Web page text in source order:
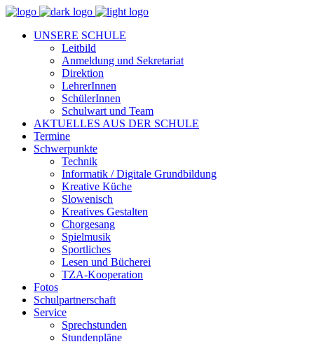
UNSERE SCHULE
Leitbild
Anmeldung und Sekretariat
Direktion
LehrerInnen
SchülerInnen
Schulwart und Team
AKTUELLES AUS DER SCHULE
Termine
Schwerpunkte
Technik
Informatik / Digitale Grundbildung
Kreative Küche
Slowenisch
Kreatives Gestalten
Chorgesang
Spielmusik
Sportliches
Lesen und Bücherei
TZA-Kooperation
Fotos
Schulpartnerschaft
Service
Sprechstunden
Stundenpläne